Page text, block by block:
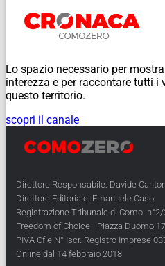
Lo spazio necessario per
interezza e per raccontare tutti i
questo territorio.
scopri il canale
Direttore Responsabile: Davide
Direttore Editoriale: Emanuele Caso
Registrazione Tribunale di Como:
Freedom of Choice - Piazza Duomo
PIVA Cf e N° Iscr. Registro Imprese
Online dal 14 febbraio 2018